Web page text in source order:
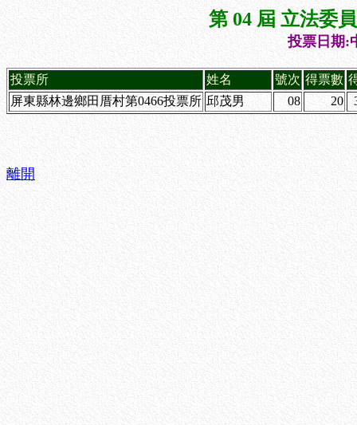
第 04 屆 立法委
投票日期:
投票所 姓名 號次 得票數
屏東縣林邊鄉田厝村第0466投票所 邱茂男 08 20
離開